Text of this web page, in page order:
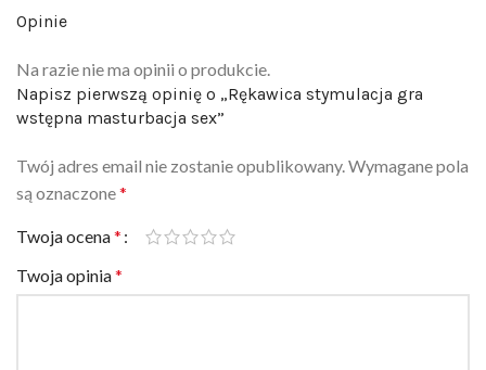
Opinie
Na razie nie ma opinii o produkcie.
Napisz pierwszą opinię o „Rękawica stymulacja gra
wstępna masturbacja sex”
Twój adres email nie zostanie opublikowany. Wymagane pola
są oznaczone*
Twoja ocena *
Twoja opinia *